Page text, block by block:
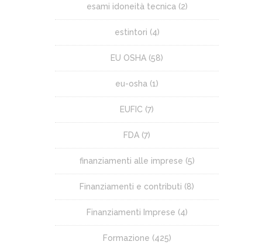
esami idoneità tecnica (2)
estintori (4)
EU OSHA (58)
eu-osha (1)
EUFIC (7)
FDA (7)
finanziamenti alle imprese (5)
Finanziamenti e contributi (8)
Finanziamenti Imprese (4)
Formazione (425)